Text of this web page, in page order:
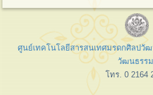
ศูนย์เทคโนโลยีสารสนเทศมรดกศิลปวั
วัฒนธรรม
โทร. 0 2164